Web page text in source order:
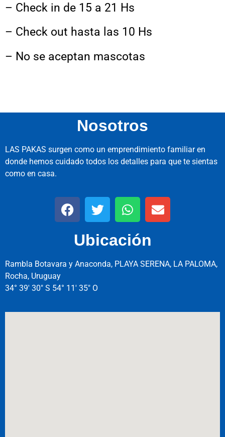
– Check in de 15 a 21 Hs
– Check out hasta las 10 Hs
– No se aceptan mascotas
Nosotros
LAS PAKAS surgen como un emprendimiento familiar en
donde hemos cuidado todos los detalles para que te sientas
como en casa.
Ubicación
Rambla Botavara y Anaconda, PLAYA SERENA, LA PALOMA,
Rocha, Uruguay
34° 39′ 30″ S 54° 11′ 35″ O